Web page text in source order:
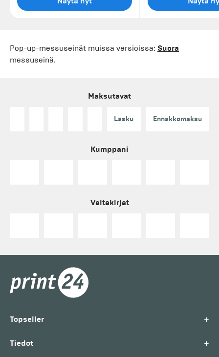
Pop-up-messuseinät muissa versioissa: Suora
messuseinä.
Maksutavat
Lasku Ennakkomaksu
Kumppani
Valtakirjat
Topseller +
Tiedot +